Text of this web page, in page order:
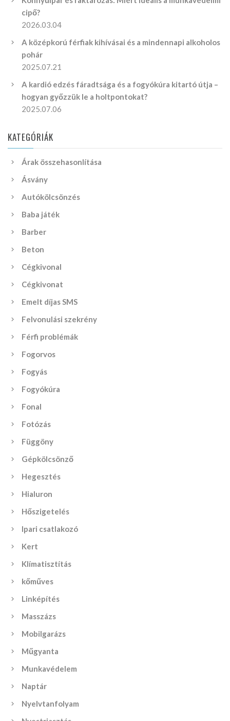
cipő?
2026.03.04
A középkorú férfiak kihívásai és a mindennapi alkoholos
pohár
2025.07.21
A kardió edzés fáradtsága és a fogyókúra kitartó útja –
hogyan győzzük le a holtpontokat?
2025.07.06
KATEGÓRIÁK
Árak összehasonlítása
Ásvány
Autókölcsönzés
Baba játék
Barber
Beton
Cégkivonal
Cégkivonat
Emelt díjas SMS
Felvonulási szekrény
Férfi problémák
Fogorvos
Fogyás
Fogyókúra
Fonal
Fotózás
Függöny
Gépkölcsönző
Hegesztés
Hialuron
Hőszigetelés
Ipari csatlakozó
Kert
Klímatisztítás
kőműves
Linképítés
Masszázs
Mobilgarázs
Műgyanta
Munkavédelem
Naptár
Nyelvtanfolyam